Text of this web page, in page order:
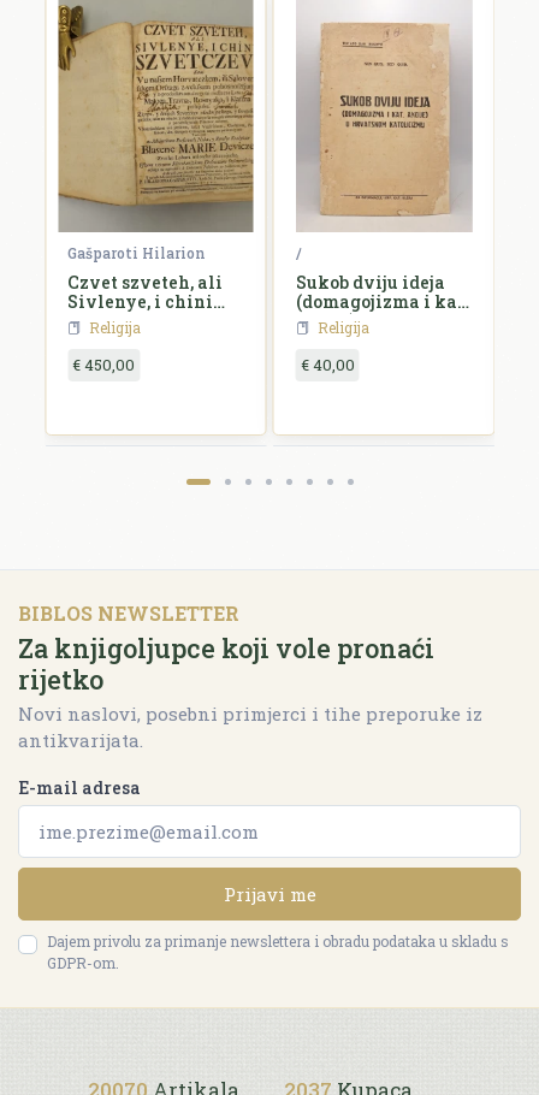
Gašparoti Hilarion
Czvet szveteh, ali
Sivlenye, i chini
szvetczev,...
Religija
€ 450,00
/
Sukob dviju ideja
(domagojizma i kat.
akcije) u hrvatskom
katolicizmu
Religija
€ 40,00
BIBLOS NEWSLETTER
Za knjigoljupce koji vole pronaći
rijetko
Novi naslovi, posebni primjerci i tihe preporuke iz
antikvarijata.
E-mail adresa
Prijavi me
Dajem privolu za primanje newslettera i obradu podataka u skladu s
GDPR-om.